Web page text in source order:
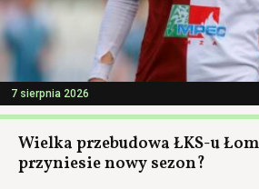
7 sierpnia 2026
Wielka przebudowa ŁKS-u
przyniesie nowy sezon?